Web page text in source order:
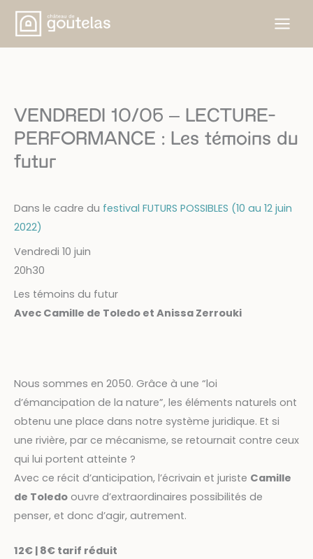
Aller
contenu
VENDREDI 10/06 – LECTURE-
PERFORMANCE : Les témoins du
futur
Dans le cadre du festival FUTURS POSSIBLES (10 au 12 juin
2022)
Vendredi 10 juin
20h30
Les témoins du futur
Avec Camille de Toledo et Anissa Zerrouki
Nous sommes en 2050. Grâce à une “loi
d’émancipation de la nature”, les éléments naturels ont
obtenu une place dans notre système juridique. Et si
une rivière, par ce mécanisme, se retournait contre ceux
qui lui portent atteinte ?
Avec ce récit d’anticipation, l’écrivain et juriste Camille
de Toledo ouvre d’extraordinaires possibilités de
penser, et donc d’agir, autrement.
12€ | 8€ tarif réduit